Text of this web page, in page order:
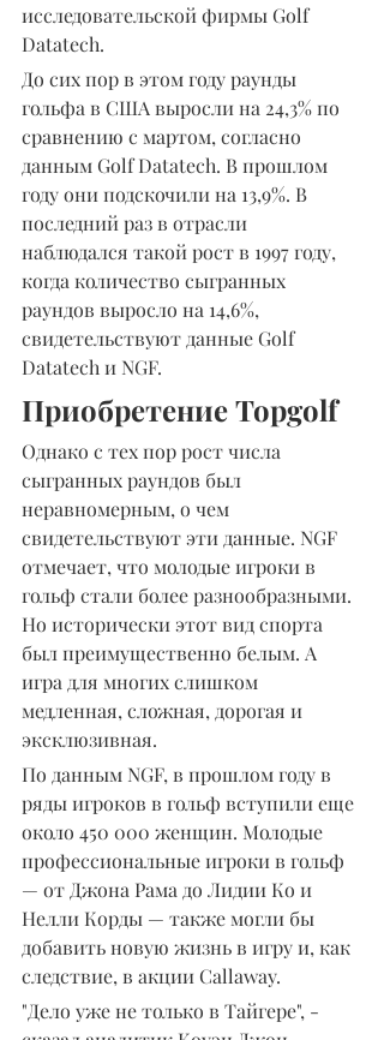
исследовательской фирмы Golf
Datatech.
До сих пор в этом году раунды
гольфа в США выросли на 24,3% по
сравнению с мартом, согласно
данным Golf Datatech. В прошлом
году они подскочили на 13,9%. В
последний раз в отрасли
наблюдался такой рост в 1997 году,
когда количество сыгранных
раундов выросло на 14,6%,
свидетельствуют данные Golf
Datatech и NGF.
Приобретение Topgolf
Однако с тех пор рост числа
сыгранных раундов был
неравномерным, о чем
свидетельствуют эти данные. NGF
отмечает, что молодые игроки в
гольф стали более разнообразными.
Но исторически этот вид спорта
был преимущественно белым. А
игра для многих слишком
медленная, сложная, дорогая и
эксклюзивная.
По данным NGF, в прошлом году в
ряды игроков в гольф вступили еще
около 450 000 женщин. Молодые
профессиональные игроки в гольф
— от Джона Рама до Лидии Ко и
Нелли Корды — также могли бы
добавить новую жизнь в игру и, как
следствие, в акции Callaway.
"Дело уже не только в Тайгере", -